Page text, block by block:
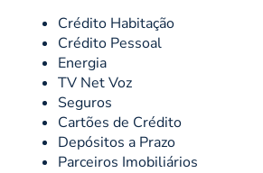
Crédito Habitação
Crédito Pessoal
Energia
TV Net Voz
Seguros
Cartões de Crédito
Depósitos a Prazo
Parceiros Imobiliários